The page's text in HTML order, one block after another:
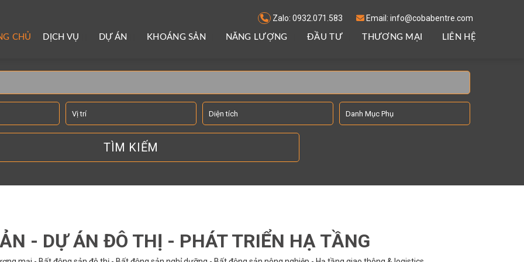
Zalo: 0932.071.583 Email: info@cobabentre.com
CHỦ DỊCH VỤ DỰ ÁN KHOÁNG SẢN NĂNG LƯỢNG ĐẦU TƯ THƯƠNG MẠI LIÊN HỆ
- DỰ ÁN ĐÔ THỊ - PHÁT TRIỂN HẠ TẦNG